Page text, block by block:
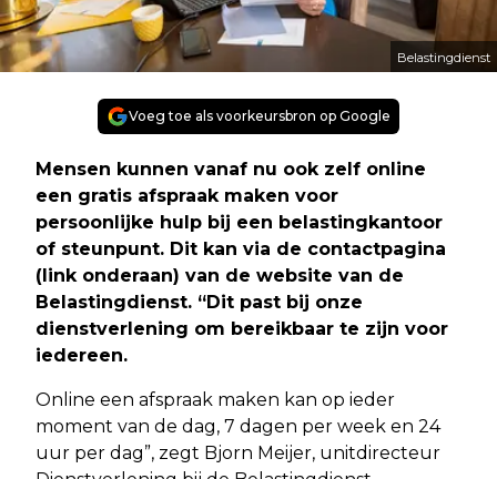
Belastingdienst
Voeg toe als voorkeursbron op Google
Mensen kunnen vanaf nu ook zelf online
een gratis afspraak maken voor
persoonlijke hulp bij een belastingkantoor
of steunpunt. Dit kan via de contactpagina
(link onderaan) van de website van de
Belastingdienst. “Dit past bij onze
dienstverlening om bereikbaar te zijn voor
iedereen.
Online een afspraak maken kan op ieder
moment van de dag, 7 dagen per week en 24
uur per dag”, zegt Bjorn Meijer, unitdirecteur